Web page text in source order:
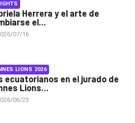
Herrera y el arte de
el...
07/16
LIONS 2026
ecuatorianos en el jurado de
Lions...
06/23